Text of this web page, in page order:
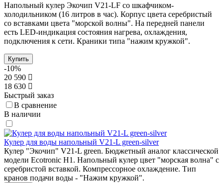
Напольный кулер Экочип V21-LF со шкафчиком-
холодильником (16 литров в час). Корпус цвета серебристый
со вставками цвета "морской волны". На передней панели
есть LED-индикация состояния нагрева, охлаждения,
подключения к сети. Краники типа "нажим кружкой".
Купить
-10%
20 590
18 630
Быстрый заказ
В сравнение
В наличии
Кулер для воды напольный V21-L green-silver
Кулер "Экочип" V21-L green. Бюджетный аналог классической
модели Ecotronic Н1. Напольный кулер цвет "морская волна" с
серебристой вставкой. Компрессорное охлаждение. Тип
кранов подачи воды - "Нажим кружкой".